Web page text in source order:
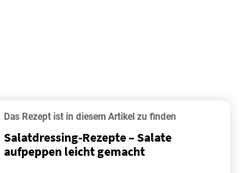
Das Rezept ist in diesem Artikel zu finden
Salatdressing-Rezepte – Salate
aufpeppen leicht gemacht